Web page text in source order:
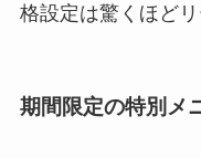
格設定は驚くほどリ
期間限定の特別メ